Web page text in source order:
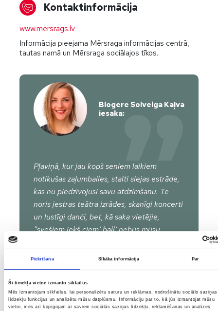
Piekrišana Sīkāka informācija Par
Šī tīmekļa vietne izmanto sīkfailus
Mēs izmantojam sīkfailus, lai personalizētu saturu un reklāmas, nodrošinātu sociālo saziņas
līdzekļu funkcijas un analizētu mūsu datplūsmu. Informāciju par to, kā jūs izmantojat mūsu
vietni, mēs arī kopīgojam ar saviem sociālās saziņas līdzekļu, reklamēšanas un analīzes
Kontaktinformācija
www.mersrags.lv
Informācija pieejama Mērsraga informācijas centrā,
tautas namā un Mērsraga sociālajos tīkos.
Blogere Solveiga Kaļva
iesaka:
Pļaviņā, kur jau kopš seniem laikiem
notikušas zaļumballes, stalti slejas estrāde,
kas nu piedzīvojusi savu atdzimšanu. Te
noris jestras teātra izrādes, skanīgi koncerti
un lustīgi danči, bet, kā saka vietējie,
“svešiem iekš ciem’ ball’ nebūs mūsu
nenotiek, vari aplūkot sevi Mērsraga
tiešsaistes kamerā un uztaisīt selfiju ar
estrādi fonā!